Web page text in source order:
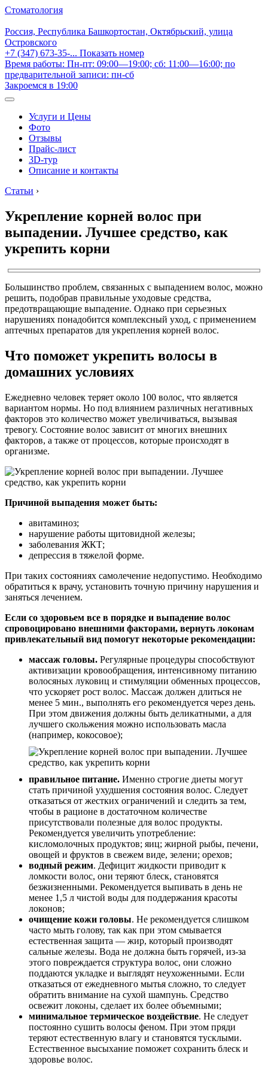
Стоматология
Россия, Республика Башкортостан, Октябрьский, улица
Островского
+7 (347) 673-35-... Показать номер
Время работы: Пн-пт: 09:00—19:00; сб: 11:00—16:00; по
предварительной записи: пн-сб
Закроемся в 19:00
Услуги и Цены
Фото
Отзывы
Прайс-лист
3D-тур
Описание и контакты
Статьи ›
Укрепление корней волос при
выпадении. Лучшее средство, как
укрепить корни
Большинство проблем, связанных с выпадением волос, можно
решить, подобрав правильные уходовые средства,
предотвращающие выпадение. Однако при серьезных
нарушениях понадобится комплексный уход, с применением
аптечных препаратов для укрепления корней волос.
Что поможет укрепить волосы в
домашних условиях
Ежедневно человек теряет около 100 волос, что является
вариантом нормы. Но под влиянием различных негативных
факторов это количество может увеличиваться, вызывая
тревогу. Состояние волос зависит от многих внешних
факторов, а также от процессов, которые происходят в
организме.
Причиной выпадения может быть:
авитаминоз;
нарушение работы щитовидной железы;
заболевания ЖКТ;
депрессия в тяжелой форме.
При таких состояниях самолечение недопустимо. Необходимо
обратиться к врачу, установить точную причину нарушения и
заняться лечением.
Если со здоровьем все в порядке и выпадение волос
спровоцировано внешними факторами, вернуть локонам
привлекательный вид помогут некоторые рекомендации:
массаж головы. Регулярные процедуры способствуют
активизации кровообращения, интенсивному питанию
волосяных луковиц и стимуляции обменных процессов,
что ускоряет рост волос. Массаж должен длиться не
менее 5 мин., выполнять его рекомендуется через день.
При этом движения должны быть деликатными, а для
лучшего скольжения можно использовать масла
(например, кокосовое);
правильное питание. Именно строгие диеты могут
стать причиной ухудшения состояния волос. Следует
отказаться от жестких ограничений и следить за тем,
чтобы в рационе в достаточном количестве
присутствовали полезные для волос продукты.
Рекомендуется увеличить употребление:
кисломолочных продуктов; яиц; жирной рыбы, печени,
овощей и фруктов в свежем виде, зелени; орехов;
водный режим. Дефицит жидкости приводит к
ломкости волос, они теряют блеск, становятся
безжизненными. Рекомендуется выпивать в день не
менее 1,5 л чистой воды для поддержания красоты
локонов;
очищение кожи головы. Не рекомендуется слишком
часто мыть голову, так как при этом смывается
естественная защита — жир, который производят
сальные железы. Вода не должна быть горячей, из-за
этого повреждается структура волос, они сложно
поддаются укладке и выглядят неухоженными. Если
отказаться от ежедневного мытья сложно, то следует
обратить внимание на сухой шампунь. Средство
освежит локоны, сделает их более объемными;
минимальное термическое воздействие. Не следует
постоянно сушить волосы феном. При этом пряди
теряют естественную влагу и становятся тусклыми.
Естественное высыхание поможет сохранить блеск и
здоровье волос.